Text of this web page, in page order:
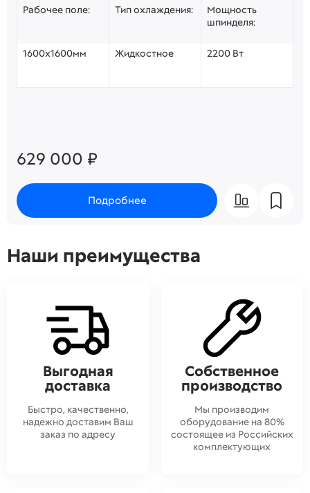
Рабочее поле:
1600х1600мм
Тип охлаждения:
Жидкостное
Мощность
шпинделя:
2200 Вт
629 000 ₽
Подробнее
Наши преимущества
Выгодная
доставка
Быстро, качественно,
надежно доставим Ваш
заказ по адресу
Собственное
производство
Мы производим
оборудование на 80%
состоящее из Российских
комплектующих